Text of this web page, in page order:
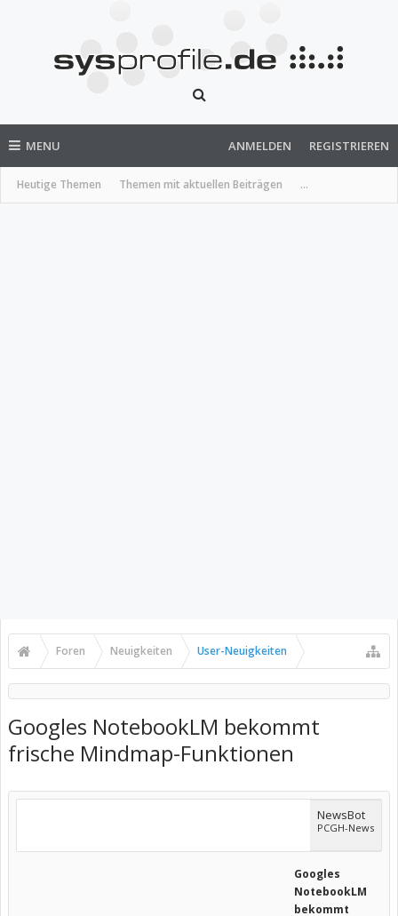
MENU
Heutige Themen Themen mit aktuellen Beiträgen ...
ANMELDEN REGISTRIEREN
Foren Neuigkeiten User-Neuigkeiten
Googles NotebookLM bekommt
frische Mindmap-Funktionen
NewsBot
PCGH-News
Googles
NotebookLM
bekommt